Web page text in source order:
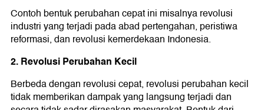
Contoh bentuk perubahan cepat ini misalnya revolusi
industri yang terjadi pada abad pertengahan, peristiwa
reformasi, dan revolusi kemerdekaan Indonesia.
2. Revolusi Perubahan Kecil
Berbeda dengan revolusi cepat, revolusi perubahan kecil
tidak memberikan dampak yang langsung terjadi dan